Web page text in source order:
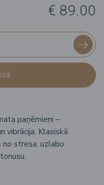
€ 89.00
paņēmieni –
vibrācija. Klasiskā
stresa, uzlabo